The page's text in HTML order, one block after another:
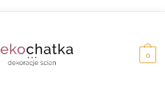
0